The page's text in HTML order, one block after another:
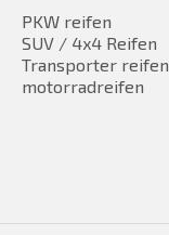
PKW reifen
SUV / 4x4 Reifen
Transporter reifen
motorradreifen